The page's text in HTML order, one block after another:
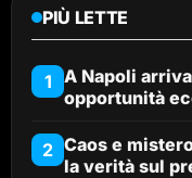
PIÙ LETTE
1 A Napoli
opportunità
2 Caos e
la verità sul